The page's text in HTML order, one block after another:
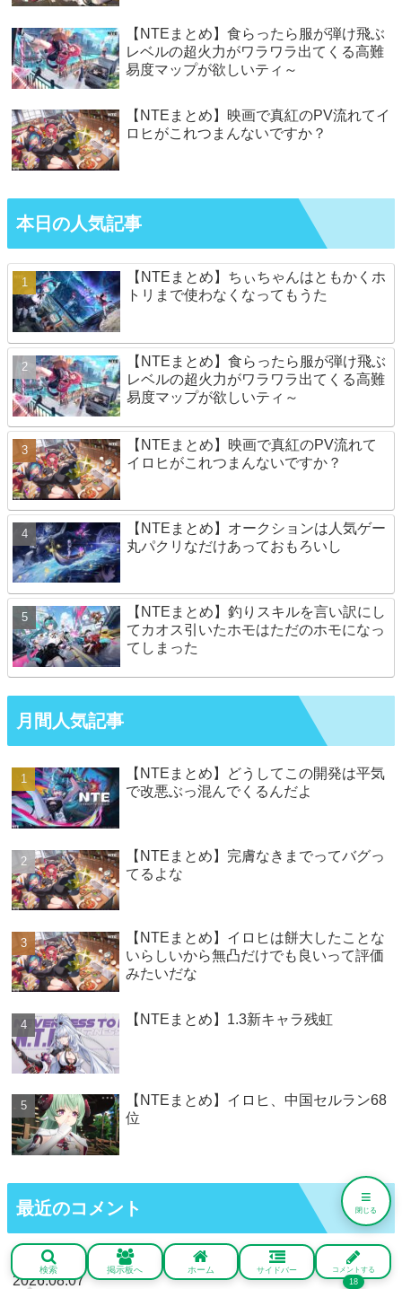
【NTEまとめ】食らったら服が弾け飛ぶ
レベルの超火力がワラワラ出てくる高難
易度マップが欲しいティ～
【NTEまとめ】映画で真紅のPV流れてイ
ロヒがこれつまんないですか？
本日の人気記事
【NTEまとめ】ちぃちゃんはともかくホ
トリまで使わなくなってもうた
【NTEまとめ】食らったら服が弾け飛ぶ
レベルの超火力がワラワラ出てくる高難
易度マップが欲しいティ～
【NTEまとめ】映画で真紅のPV流れて
イロヒがこれつまんないですか？
【NTEまとめ】オークションは人気ゲー
丸パクリなだけあっておもろいし
【NTEまとめ】釣りスキルを言い訳にし
てカオス引いたホモはただのホモになっ
てしまった
月間人気記事
【NTEまとめ】どうしてこの開発は平気
で改悪ぶっ混んでくるんだよ
【NTEまとめ】完膚なきまでってバグっ
てるよな
【NTEまとめ】イロヒは餅大したことな
いらしいから無凸だけでも良いって評価
みたいだな
【NTEまとめ】1.3新キャラ残虹
【NTEまとめ】イロヒ、中国セルラン68
位
最近のコメント
名無しの鑑定士
2026.08.07
検索 掲示板へ ホーム サイドバー コメントする
18
≡
閉じる